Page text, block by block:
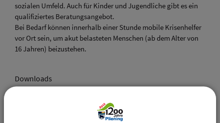
sozialen Umfeld. Auch für Kinder und Jugendliche gibt es ein
qualifiziertes Beratungsangebot.
Bei Bedarf können innerhalb einer Stunde mobile Krisenhelfer
vor Ort sein, um akut belasteten Menschen (ab dem Alter von
16 Jahren) beizustehen.
Downloads